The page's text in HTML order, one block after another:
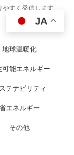
やすく発信します
地球温暖化
可能エネルギー
テナビリティ
エネルギー
その他
JA